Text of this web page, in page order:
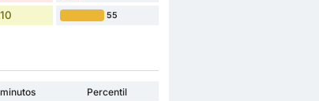
55
Percentil